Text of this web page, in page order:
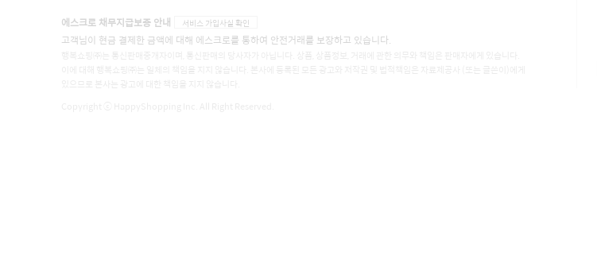
에스크로 채무지급보증 안내 서비스 가입사실 확인
고객님이 현금 결제한 금액에 대해 에스크로를 통하여 안전거래를 보장하고 있습니다.